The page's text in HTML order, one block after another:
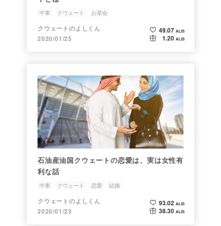
中東 クウェート お茶会
クウェートのよしくん
2020/01/25
49.07 ALIS
1.20 ALIS
石油産油国クウェートの恋愛は、実は女性有
利な話
中東 クウェート 恋愛 結婚
クウェートのよしくん
2020/01/23
93.02 ALIS
38.30 ALIS